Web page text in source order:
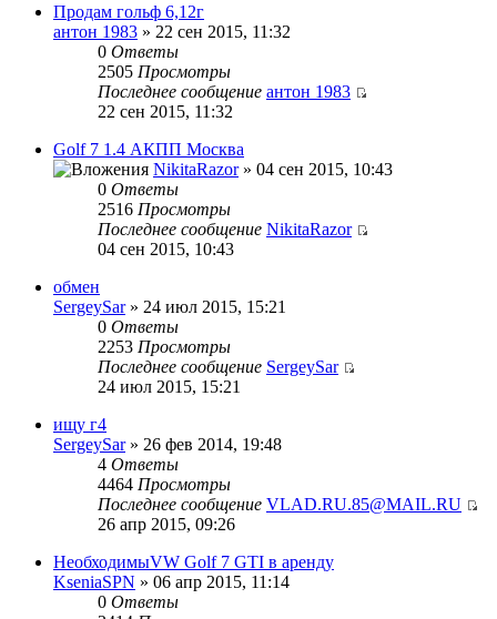
Продам гольф 6,12г
антон 1983 » 22 сен 2015, 11:32
0 Ответы
2505 Просмотры
Последнее сообщение антон 1983
22 сен 2015, 11:32
Golf 7 1.4 АКПП Москва
NikitaRazor» 04 сен 2015, 10:43
0 Ответы
2516 Просмотры
Последнее сообщение NikitaRazor
04 сен 2015, 10:43
обмен
SergeySar» 24 июл 2015, 15:21
0 Ответы
2253 Просмотры
Последнее сообщение SergeySar
24 июл 2015, 15:21
ищу г4
SergeySar» 26 фев 2014, 19:48
4 Ответы
4464 Просмотры
Последнее сообщение VLAD.RU.85@MAIL.RU
26 апр 2015, 09:26
НеобходимыVW Golf 7 GTI в аренду
KseniaSPN » 06 апр 2015, 11:14
0 Ответы